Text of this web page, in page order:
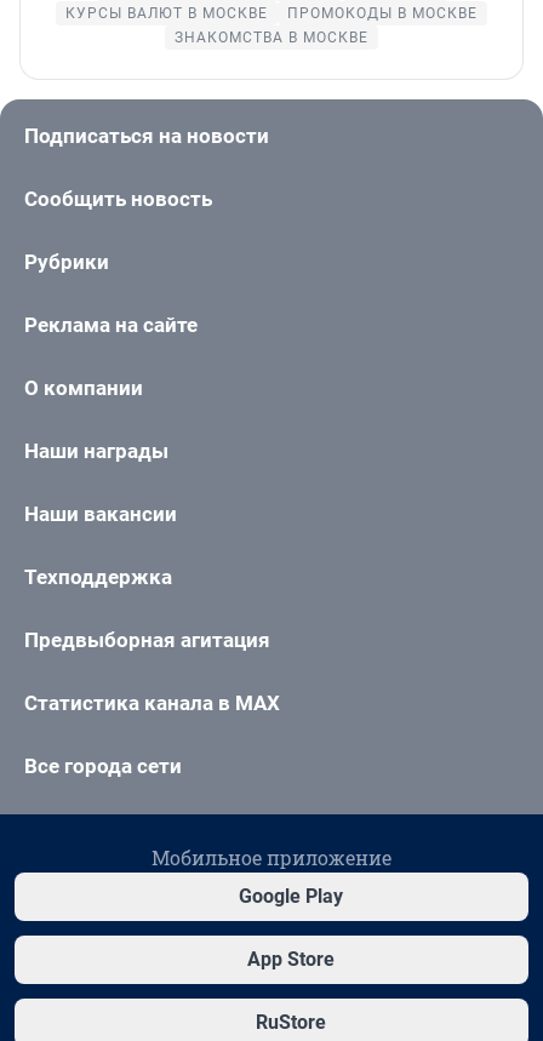
КУРСЫ ВАЛЮТ В МОСКВЕ
ПРОМОКОДЫ В МОСКВЕ
ЗНАКОМСТВА В МОСКВЕ
Подписаться на новости
Сообщить новость
Рубрики
Реклама на сайте
О компании
Наши награды
Наши вакансии
Техподдержка
Предвыборная агитация
Статистика канала в MAX
Все города сети
Мобильное приложение
Google Play
App Store
RuStore